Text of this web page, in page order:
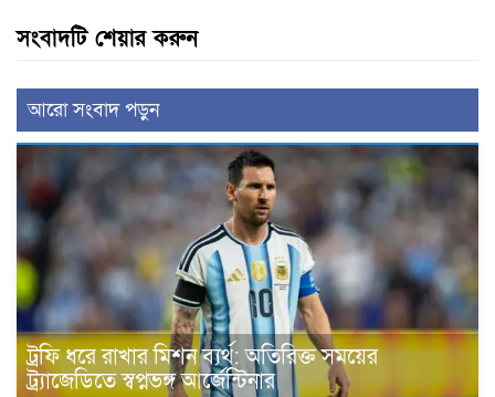
সংবাদটি শেয়ার করুন
আরো সংবাদ পড়ুন
ট্রফি ধরে রাখার মিশন ব্যর্থ: অতিরিক্ত সময়ের
ট্র্যাজেডিতে স্বপ্নভঙ্গ আর্জেন্টিনার